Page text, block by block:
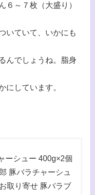
６～７枚（大盛り）
いていて、いかにも
んでしょうね。脂身
にしています。
ーシュー 400g×2個
豚バラチャーシュ
取り寄せ 豚バラブ